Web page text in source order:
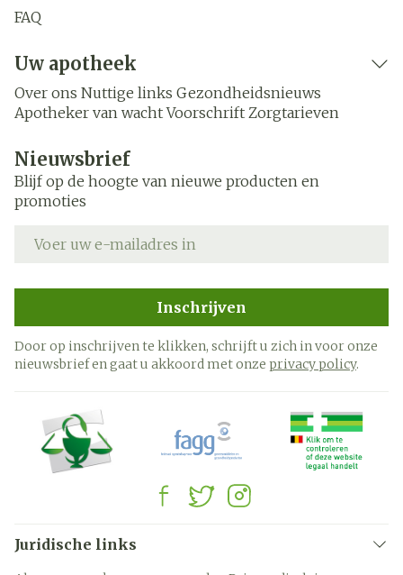
FAQ
Uw apotheek
Over ons Nuttige links Gezondheidsnieuws
Apotheker van wacht Voorschrift Zorgtarieven
Nieuwsbrief
Blijf op de hoogte van nieuwe producten en
promoties
Inschrijven
Door op inschrijven te klikken, schrijft u zich in voor onze
nieuwsbrief en gaat u akkoord met onze privacy policy.
Juridische links